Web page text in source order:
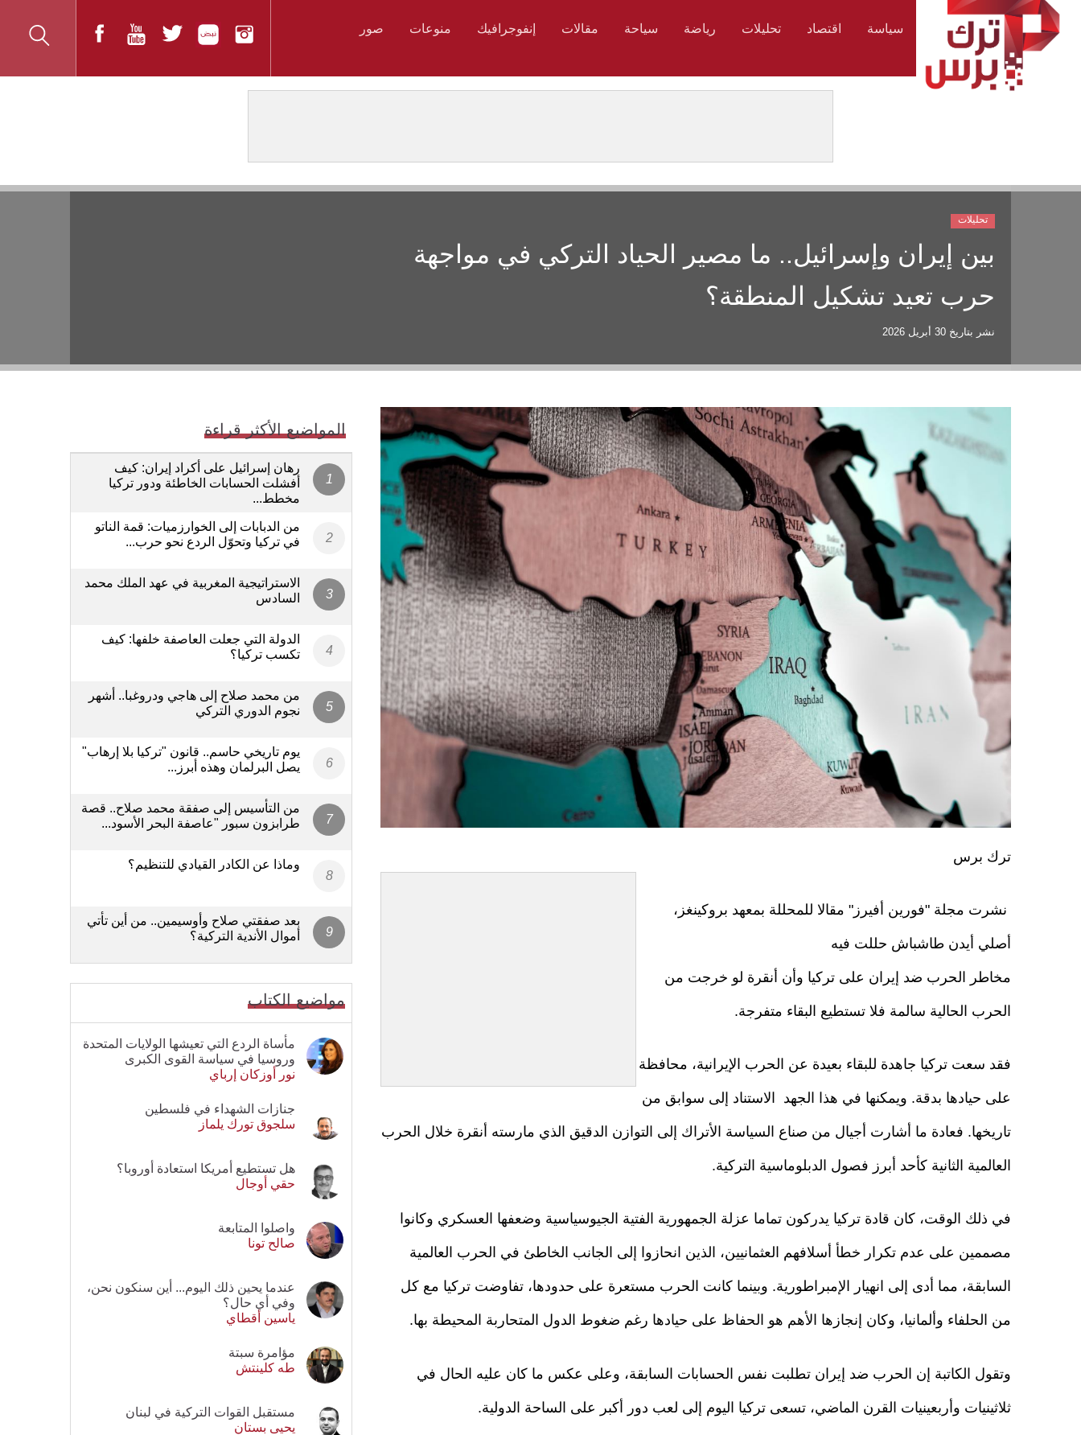
سياسة اقتصاد تحليلات رياضة سياحة مقالات إنفوجرافيك منوعات صور
بين إيران وإسرائيل.. ما مصير الحياد التركي في مواجهة
حرب تعيد تشكيل المنطقة؟
نشر بتاريخ 30 أبريل 2026
تحليلات
ترك برس
نشرت مجلة "فورين أفيرز" مقالا للمحللة بمعهد بروكينغز،
أصلي أيدن طاشباش حللت فيه
مخاطر الحرب ضد إيران على تركيا وأن أنقرة لو خرجت من
الحرب الحالية سالمة فلا تستطيع البقاء متفرجة.
فقد سعت تركيا جاهدة للبقاء بعيدة عن الحرب الإيرانية، محافظة
على حيادها بدقة. ويمكنها في هذا الجهد الاستناد إلى سوابق من
تاريخها. فعادة ما أشارت أجيال من صناع السياسة الأتراك إلى التوازن الدقيق الذي مارسته أنقرة خلال الحرب
العالمية الثانية كأحد أبرز فصول الدبلوماسية التركية.
في ذلك الوقت، كان قادة تركيا يدركون تماما عزلة الجمهورية الفتية الجيوسياسية وضعفها العسكري وكانوا
مصممين على عدم تكرار خطأ أسلافهم العثمانيين، الذين انحازوا إلى الجانب الخاطئ في الحرب العالمية
السابقة، مما أدى إلى انهيار الإمبراطورية. وبينما كانت الحرب مستعرة على حدودها، تفاوضت تركيا مع كل
من الحلفاء وألمانيا، وكان إنجازها الأهم هو الحفاظ على حيادها رغم ضغوط الدول المتحاربة المحيطة بها.
وتقول الكاتبة إن الحرب ضد إيران تطلبت نفس الحسابات السابقة، وعلى عكس ما كان عليه الحال في
ثلاثينيات وأربعينيات القرن الماضي، تسعى تركيا اليوم إلى لعب دور أكبر على الساحة الدولية.
المواضيع الأكثر قراءة
رهان إسرائيل على أكراد إيران: كيف
أفشلت الحسابات الخاطئة ودور تركيا
مخطط...
من الدبابات إلى الخوارزميات: قمة الناتو
في تركيا وتحوّل الردع نحو حرب...
الاستراتيجية المغربية في عهد الملك محمد
السادس
الدولة التي جعلت العاصفة خلفها: كيف
تكسب تركيا؟
من محمد صلاح إلى هاجي ودروغبا.. أشهر
نجوم الدوري التركي
يوم تاريخي حاسم.. قانون "تركيا بلا إرهاب"
يصل البرلمان وهذه أبرز...
من التأسيس إلى صفقة محمد صلاح.. قصة
طرابزون سبور "عاصفة البحر الأسود...
وماذا عن الكادر القيادي للتنظيم؟
بعد صفقتي صلاح وأوسيمين.. من أين تأتي
أموال الأندية التركية؟
مواضيع الكتاب
مأساة الردع التي تعيشها الولايات المتحدة
وروسيا في سياسة القوى الكبرى
نور أوزكان إرباي
جنازات الشهداء في فلسطين
سلجوق تورك يلماز
هل تستطيع أمريكا استعادة أوروبا؟
حقي أوجال
واصلوا المتابعة
صالح تونا
عندما يحين ذلك اليوم... أين سنكون نحن،
وفي أي حال؟
ياسين أقطاي
مؤامرة سبتة
طه كلينتش
مستقبل القوات التركية في لبنان
يحيى بستان